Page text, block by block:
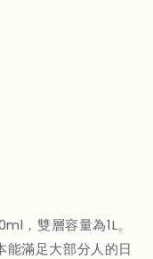
，雙層容量為1L。
滿足大部分人的日